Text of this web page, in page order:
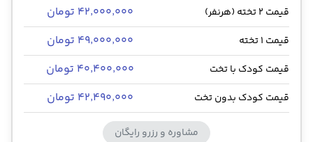
قیمت 2 تخته (هرنفر) ۴۲٬۰۰۰٬۰۰۰ تومان
قیمت 1 تخته ۴۹٬۰۰۰٬۰۰۰ تومان
قیمت کودک با تخت ۴۰٬۴۰۰٬۰۰۰ تومان
قیمت کودک بدون تخت ۴۲٬۴۹۰٬۰۰۰ تومان
مشاوره و رزرو رایگان